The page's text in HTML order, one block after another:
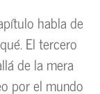
habla de
El tercero
de la mera
por el mundo